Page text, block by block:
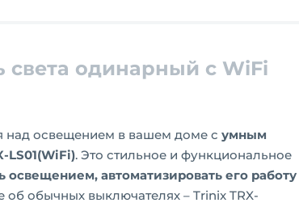
одинарный с WiFi
над освещением в вашем доме с умным
LS01(WiFi). Это стильное и функциональное
освещением, автоматизировать его работу
об обычных выключателях – Trinix TRX-